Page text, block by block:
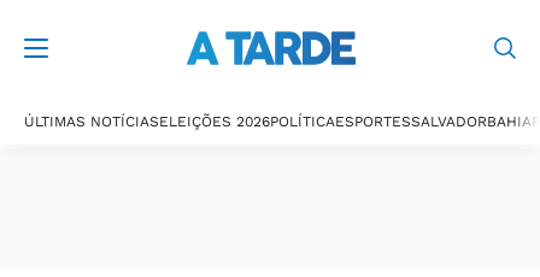
ÚLTIMAS NOTÍCIASELEIÇÕES 2026POLÍTICAESPORTESSALVADORBAHIA